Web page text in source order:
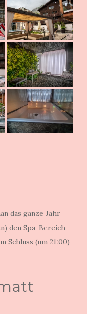
das ganze Jahr
den Spa-Bereich
Schluss (um 21:00)